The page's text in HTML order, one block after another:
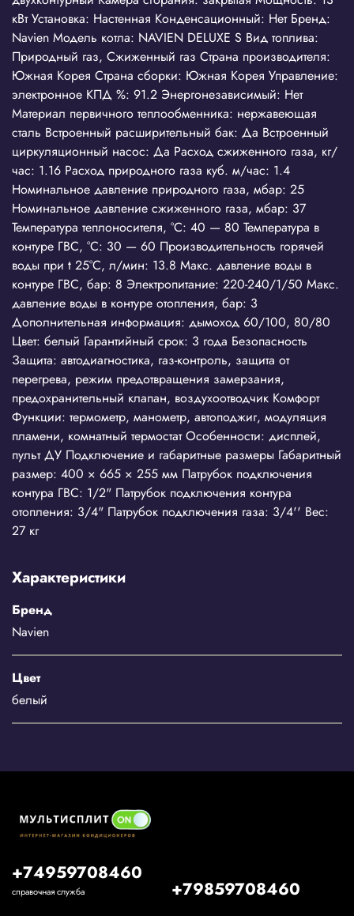
кВт Установка: Настенная Конденсационный: Нет Бренд:
Navien Модель котла: NAVIEN DELUXE S Вид топлива:
Природный газ, Сжиженный газ Страна производителя:
Южная Корея Страна сборки: Южная Корея Управление:
электронное КПД %: 91.2 Энергонезависимый: Нет
Материал первичного теплообменника: нержавеющая
сталь Встроенный расширительный бак: Да Встроенный
циркуляционный насос: Да Расход сжиженного газа, кг/
час: 1.16 Расход природного газа куб. м/час: 1.4
Номинальное давление природного газа, мбар: 25
Номинальное давление сжиженного газа, мбар: 37
Температура теплоносителя, °С: 40 — 80 Температура в
контуре ГВС, °С: 30 — 60 Производительность горячей
воды при t 25°C, л/мин: 13.8 Макс. давление воды в
контуре ГВС, бар: 8 Электропитание: 220-240/1/50 Макс.
давление воды в контуре отопления, бар: 3
Дополнительная информация: дымоход 60/100, 80/80
Цвет: белый Гарантийный срок: 3 года Безопасность
Защита: автодиагностика, газ-контроль, защита от
перегрева, режим предотвращения замерзания,
предохранительный клапан, воздухоотводчик Комфорт
Функции: термометр, манометр, автоподжиг, модуляция
пламени, комнатный термостат Особенности: дисплей,
пульт ДУ Подключение и габаритные размеры Габаритный
размер: 400 × 665 × 255 мм Патрубок подключения
контура ГВС: 1/2" Патрубок подключения контура
отопления: 3/4" Патрубок подключения газа: 3/4'' Вес:
27 кг
Характеристики
Бренд
Navien
Цвет
белый
+74959708460
справочная служба +79859708460